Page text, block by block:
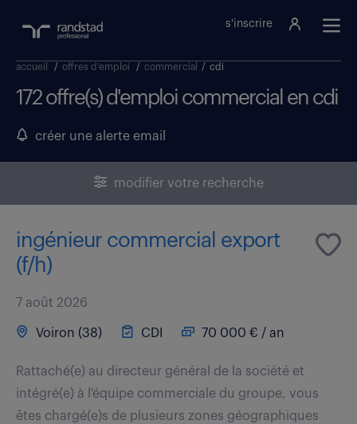
s'inscrire
accueil / offres d'emploi / commercial / cdi
172 offre(s) d'emploi commercial en cdi
créer une alerte email
modifier votre recherche
ingénieur commercial export
(f/h)
7 août 2026
Voiron (38) CDI 70 000 € / an
Rattaché(e) au directeur général de la société et
intégré(e) à l'équipe commerciale du groupe, vous
êtes chargé(e)s de plusieurs zones géographiques